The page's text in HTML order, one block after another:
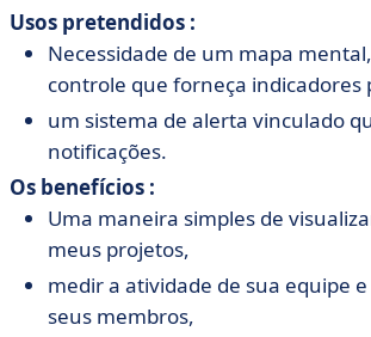
Usos pretendidos :
Necessidade de um mapa
controle que forneça indicadores
um sistema de alerta vinculado
notificações.
Os benefícios :
Uma maneira simples de
meus projetos,
medir a atividade de sua equipe
seus membros,